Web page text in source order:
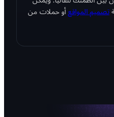
تصميم المواقعأو حملات من